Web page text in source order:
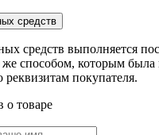
средств
средств выполняется
способом, которым была
реквизитам покупателя.
о товаре